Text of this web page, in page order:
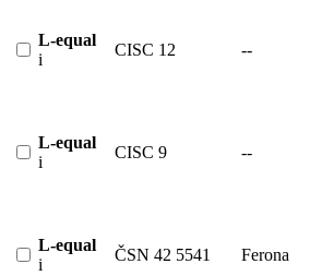
L-equal
i
CISC 12 --
L-equal
i
CISC 9 --
L-equal
i
ČSN 42 5541 Ferona